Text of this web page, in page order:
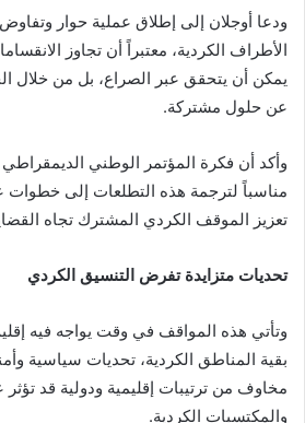
ودعا أوجلان إلى إطلاق عملية حوار
الأطراف الكردية، معتبراً أن تجاوز
يمكن أن يتحقق عبر الصراع، بل من خلال
عن حلول مشتركة.
وأكد أن فكرة المؤتمر الوطني
مناسباً لترجمة هذه التطلعات إلى خطوات
تعزيز الموقف الكردي المشترك تجاه
تحديات متزايدة تفرض التنسيق الكردي
وتأتي هذه المواقف في وقت يواجه فيه
بقية المناطق الكردية، تحديات سياسية
مخاوف من ترتيبات إقليمية ودولية قد
والمكتسبات الكردية.